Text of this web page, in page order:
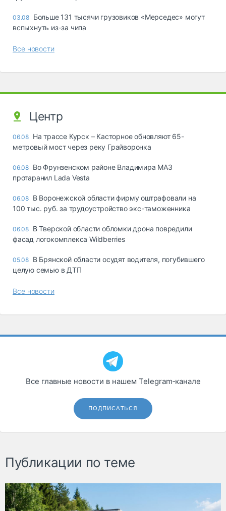
03.08 Больше 131 тысячи грузовиков «Мерседес» могут
вспыхнуть из-за чипа
Все новости
Центр
06.08 На трассе Курск – Касторное обновляют 65-
метровый мост через реку Грайворонка
06.08 Во Фрунзенском районе Владимира МАЗ
протаранил Lada Vesta
06.08 В Воронежской области фирму оштрафовали на
100 тыс. руб. за трудоустройство экс-таможенника
06.08 В Тверской области обломки дрона повредили
фасад логокомплекса Wildberries
05.08 В Брянской области осудят водителя, погубившего
целую семью в ДТП
Все новости
Все главные новости в нашем Telegram‑канале
ПОДПИСАТЬСЯ
Публикации по теме